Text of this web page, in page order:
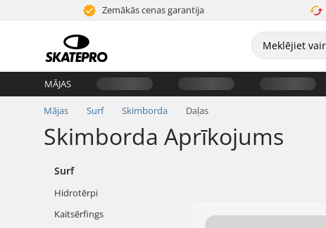
Zemākās cenas garantija
MĀJAS
Mājas Surf Skimborda Daļas
Skimborda Aprīkojums
Surf
Hidrotērpi
Kaitsērfings